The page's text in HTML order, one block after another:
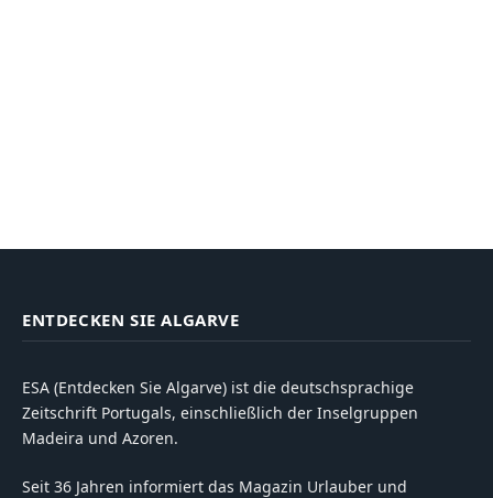
ENTDECKEN SIE ALGARVE
ESA (Entdecken Sie Algarve) ist die deutschsprachige
Zeitschrift Portugals, einschließlich der Inselgruppen
Madeira und Azoren.
Seit 36 Jahren informiert das Magazin Urlauber und